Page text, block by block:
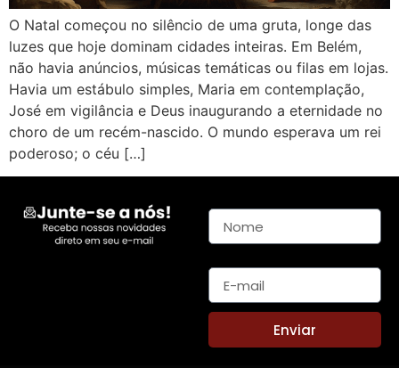
O Natal começou no silêncio de uma gruta, longe das
luzes que hoje dominam cidades inteiras. Em Belém,
não havia anúncios, músicas temáticas ou filas em lojas.
Havia um estábulo simples, Maria em contemplação,
José em vigilância e Deus inaugurando a eternidade no
choro de um recém-nascido. O mundo esperava um rei
poderoso; o céu […]
Enviar